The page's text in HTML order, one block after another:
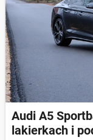
Audi A5
lakierkach i